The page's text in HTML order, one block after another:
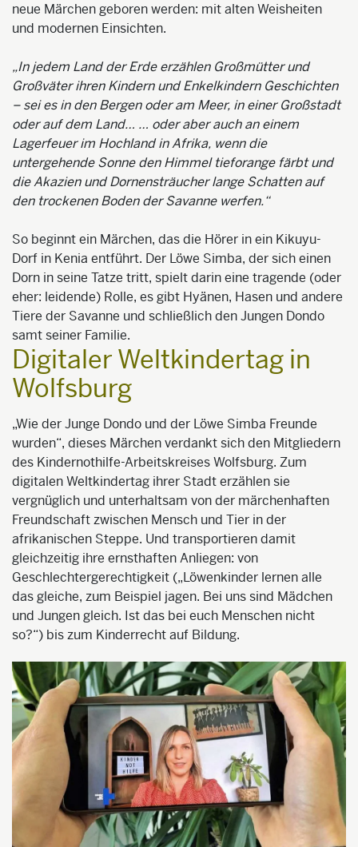
neue Märchen geboren werden: mit alten Weisheiten
und modernen Einsichten.
„In jedem Land der Erde erzählen Großmütter und
Großväter ihren Kindern und Enkelkindern Geschichten
– sei es in den Bergen oder am Meer, in einer Großstadt
oder auf dem Land… … oder aber auch an einem
Lagerfeuer im Hochland in Afrika, wenn die
untergehende Sonne den Himmel tieforange färbt und
die Akazien und Dornensträucher lange Schatten auf
den trockenen Boden der Savanne werfen.“
So beginnt ein Märchen, das die Hörer in ein Kikuyu-
Dorf in Kenia entführt. Der Löwe Simba, der sich einen
Dorn in seine Tatze tritt, spielt darin eine tragende (oder
eher: leidende) Rolle, es gibt Hyänen, Hasen und andere
Tiere der Savanne und schließlich den Jungen Dondo
samt seiner Familie.
Digitaler Weltkindertag in
Wolfsburg
„Wie der Junge Dondo und der Löwe Simba Freunde
wurden“, dieses Märchen verdankt sich den Mitgliedern
des Kindernothilfe-Arbeitskreises Wolfsburg. Zum
digitalen Weltkindertag ihrer Stadt erzählen sie
vergnüglich und unterhaltsam von der märchenhaften
Freundschaft zwischen Mensch und Tier in der
afrikanischen Steppe. Und transportieren damit
gleichzeitig ihre ernsthaften Anliegen: von
Geschlechtergerechtigkeit („Löwenkinder lernen alle
das gleiche, zum Beispiel jagen. Bei uns sind Mädchen
und Jungen gleich. Ist das bei euch Menschen nicht
so?“) bis zum Kinderrecht auf Bildung.